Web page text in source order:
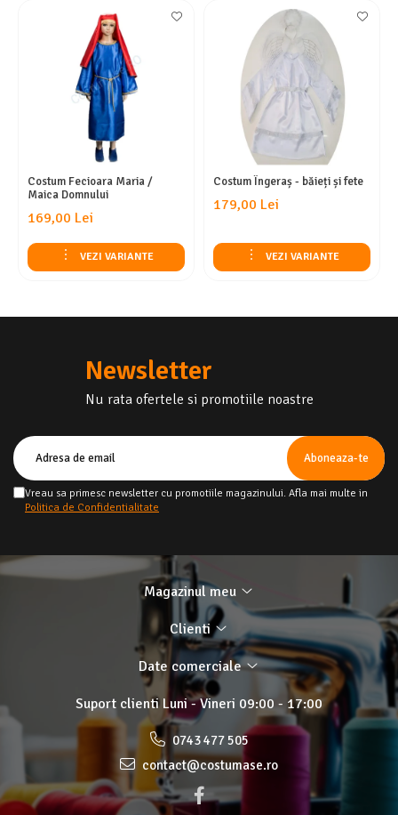
Costum Fecioara Maria /
Maica Domnului
169,00 Lei
VEZI VARIANTE
Costum Îngeraș - băieți și fete
179,00 Lei
VEZI VARIANTE
Newsletter
Nu rata ofertele si promotiile noastre
Vreau sa primesc newsletter cu promotiile magazinului. Afla mai multe in
Politica de Confidentialitate
Magazinul meu
Clienti
Date comerciale
Suport clienti Luni - Vineri 09:00 - 17:00
0743 477 505
contact@costumase.ro